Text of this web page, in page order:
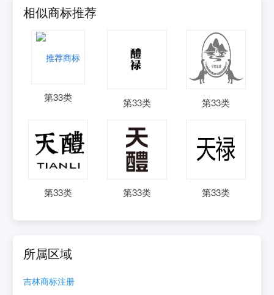
相似商标推荐
第33类 第33类 第33类
第33类 第33类 第33类
所属区域
吉林商标注册